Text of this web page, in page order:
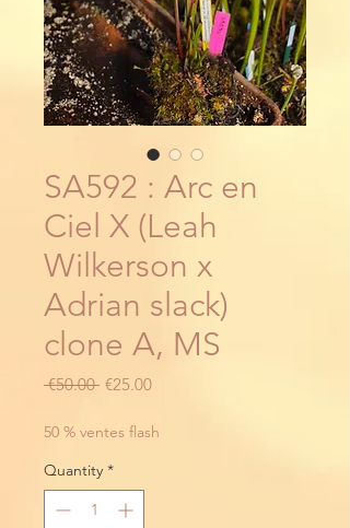
SA592 : Arc en
Ciel X (Leah
Wilkerson x
Adrian slack)
clone A, MS
€50.00 Regular
€25.00Sale
50 % ventes flash
Quantity *